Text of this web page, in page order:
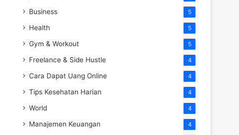
Business 5
Health 5
Gym & Workout 5
Freelance & Side Hustle 4
Cara Dapat Uang Online 4
Tips Kesehatan Harian 4
World 4
Manajemen Keuangan 4